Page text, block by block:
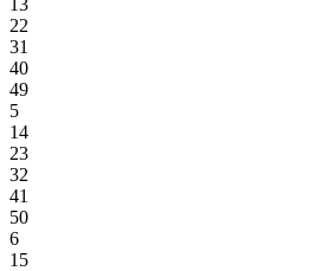
22
31
40
49
5
14
23
32
41
50
6
15